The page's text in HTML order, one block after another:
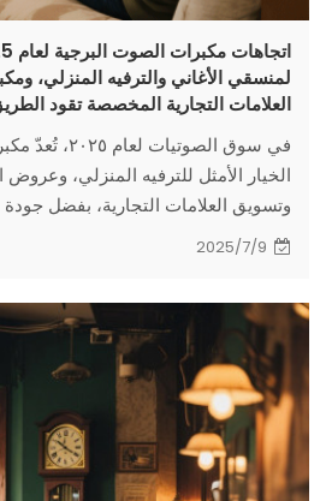
لمنسقي الأغاني والترفيه المنزلي،
العلامات التجارية المخصصة تقود
في سوق الصوتيات
الخيار الأمثل للترفيه المنزلي، وعروض
وتسويق العلامات التجارية، بفضل جودة
وتصميمها الأنيق، ووظائفها
2025/7/9